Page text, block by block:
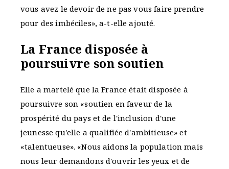
vous avez le devoir de ne pas vous faire prendre
pour des imbéciles», a-t-elle ajouté.
La France disposée à
poursuivre son soutien
Elle a martelé que la France était disposée à
poursuivre son «soutien en faveur de la
prospérité du pays et de l'inclusion d'une
jeunesse qu'elle a qualifiée d'ambitieuse» et
«talentueuse». «Nous aidons la population mais
nous leur demandons d'ouvrir les yeux et de